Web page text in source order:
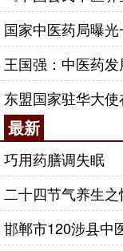
前屈引伸法
在另一边肩膀上
程中患侧胳膊仍
疼痛感，以自身
国家中医药局曝
王国强：中医药
东盟国家驻华大
最新
巧用药膳调失眠
二十四节气养生之
邯郸市120涉县中